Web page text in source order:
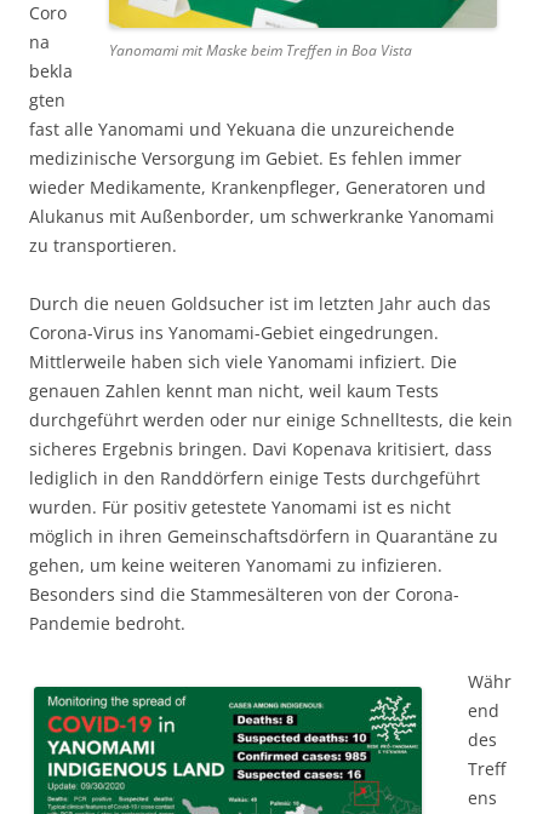
Yanomami mit Maske beim Treffen in Boa Vista
Coro
na
bekla
gten
fast alle Yanomami und Yekuana die unzureichende
medizinische Versorgung im Gebiet. Es fehlen immer
wieder Medikamente, Krankenpfleger, Generatoren und
Alukanus mit Außenborder, um schwerkranke Yanomami
zu transportieren.
Durch die neuen Goldsucher ist im letzten Jahr auch das
Corona-Virus ins Yanomami-Gebiet eingedrungen.
Mittlerweile haben sich viele Yanomami infiziert. Die
genauen Zahlen kennt man nicht, weil kaum Tests
durchgeführt werden oder nur einige Schnelltests, die kein
sicheres Ergebnis bringen. Davi Kopenava kritisiert, dass
lediglich in den Randdörfern einige Tests durchgeführt
wurden. Für positiv getestete Yanomami ist es nicht
möglich in ihren Gemeinschaftsdörfern in Quarantäne zu
gehen, um keine weiteren Yanomami zu infizieren.
Besonders sind die Stammesälteren von der Corona-
Pandemie bedroht.
Währ
end
des
Treff
ens